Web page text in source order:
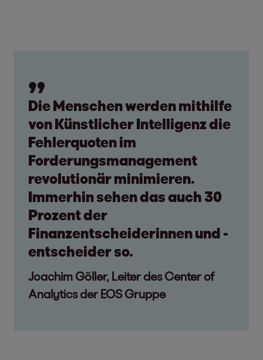
Die Menschen werden mithilfe
von Künstlicher Intelligenz die
Fehlerquoten im
Forderungsmanagement
revolutionär minimieren.
Immerhin sehen das auch 30
Prozent der
Finanzentscheiderinnen und -
entscheider so.
Joachim Göller, Leiter des Center of
Analytics der EOS Gruppe